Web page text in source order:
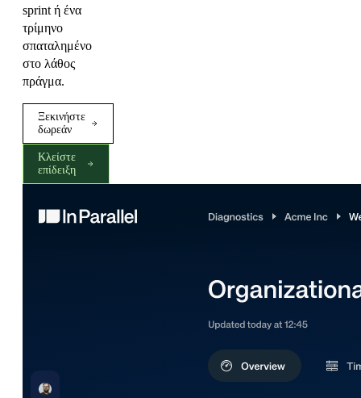
sprint ή ένα
τρίμηνο
σπαταλημένο
στο λάθος
πράγμα.
Ξεκινήστε
δωρεάν
Κλείστε
επίδειξη